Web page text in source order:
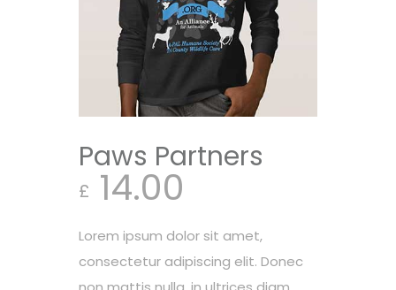
Paws Partners
£ 14.00
Lorem ipsum dolor sit amet,
consectetur adipiscing elit. Donec